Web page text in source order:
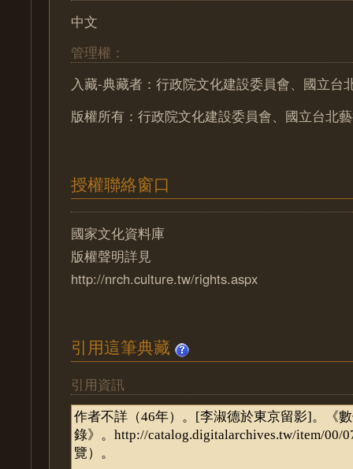
中文
管理權：
入藏-典藏者：行政院文化建設委員會、國立台
版權所有：行政院文化建設委員會、國立台北
授權聯絡窗口
國家文化資料庫
版權聲明詳見
http://nrch.culture.tw/rights.aspx
引用這筆典藏
引用資訊